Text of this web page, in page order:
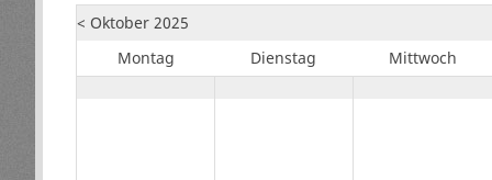
< Oktober 2025
Montag Dienstag Mittwoch